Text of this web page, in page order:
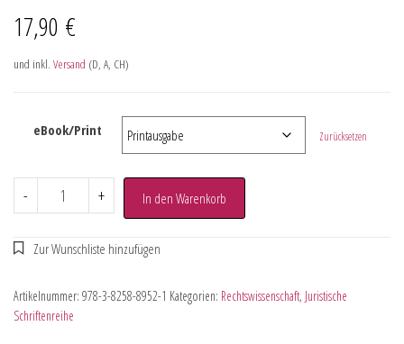
17,90 €
und inkl. Versand (D, A, CH)
eBook/Print Zurücksetzen
- + In den Warenkorb
Artikelnummer: 978-3-8258-8952-1 Kategorien: Rechtswissenschaft, Juristische
Schriftenreihe